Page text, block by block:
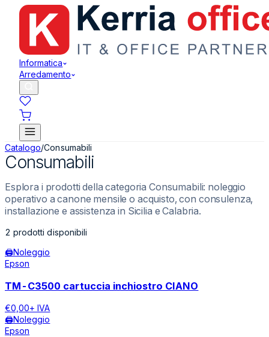
Informatica
Arredamento
Catalogo/Consumabili
Consumabili
Esplora i prodotti della categoria Consumabili: noleggio
operativo a canone mensile o acquisto, con consulenza,
installazione e assistenza in Sicilia e Calabria.
2 prodotti disponibili
🖨️Noleggio
Epson
TM-C3500 cartuccia inchiostro CIANO
€0,00+ IVA
🖨️Noleggio
Epson